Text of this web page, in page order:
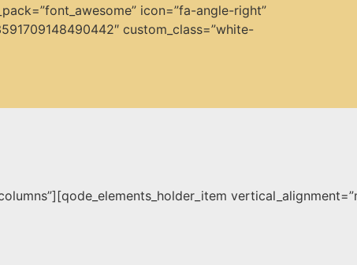
icon=”fa-angle-right”
custom_class=”white-